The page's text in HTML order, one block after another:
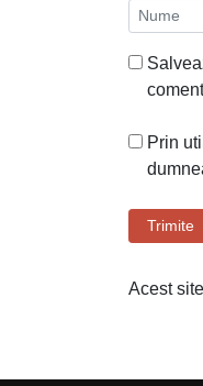
Prin
Trimite
Acest